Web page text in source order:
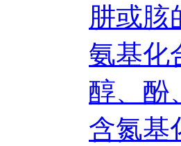
肼或胲
氨基化
醇、酚
含氮基